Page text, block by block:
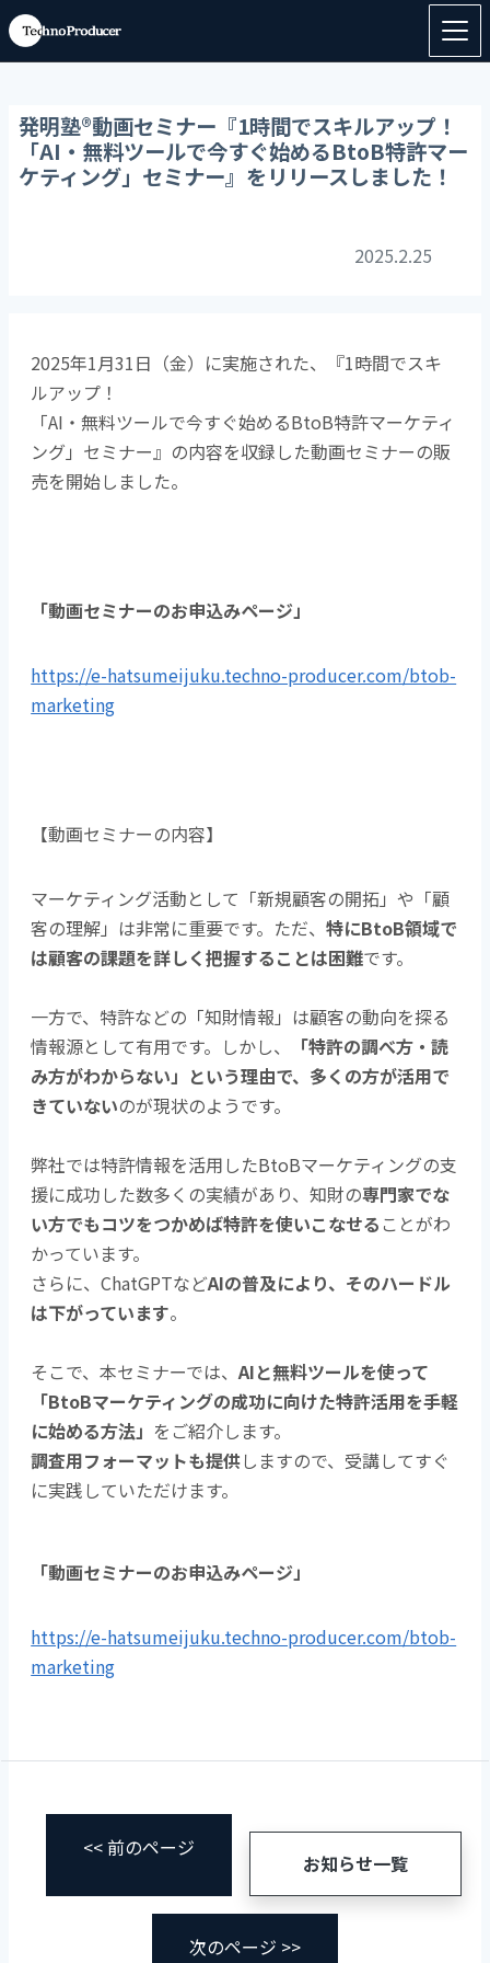
発明塾®動画セミナー『1時間でスキルアップ！
「AI・無料ツールで今すぐ始めるBtoB特許マー
ケティング」セミナー』をリリースしました！
2025.2.25
2025年1月31日（金） に実施された、『1時間でスキ
ルアップ！
「AI・無料ツールで今すぐ始めるBtoB特許マーケティ
ング」セミナー』の内容を収録した動画セミナーの販
売を開始しました。
「動画セミナーのお申込みページ」
https://e-hatsumeijuku.techno-producer.com/btob-
marketing
【動画セミナーの内容】
マーケティング活動として「新規顧客の開拓」や「顧
客の理解」は非常に重要です。ただ、特にBtoB領域で
は顧客の課題を詳しく把握することは困難です。
一方で、特許などの「知財情報」は顧客の動向を探る
情報源として有用です。しかし、
「特許の調べ方・読
み方がわからない」という理由で、多くの方が活用で
きていないのが現状のようです。
弊社では特許情報を活用したBtoBマーケティングの支
援に成功した数多くの実績があり、知財の専門家でな
い方でもコツをつかめば特許を使いこなせる ことがわ
かっています。
さらに、ChatGPTなどAIの普及により、そのハードル
は下がっています。
そこで、本セミナーでは、AIと無料ツールを使って
「BtoBマーケティングの成功に向けた特許活用を手軽
に始める方法」 をご紹介します。
調査用フォーマットも提供しますので、受講してすぐ
に実践していただけます。
「動画セミナーのお申込みページ」
https://e-hatsumeijuku.techno-producer.com/btob-
marketing
<< 前のページ
お知らせ一覧
次のページ >>